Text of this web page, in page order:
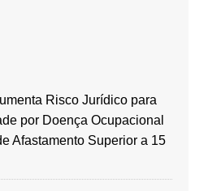
Risco Jurídico para
por Doença Ocupacional
Afastamento Superior a 15